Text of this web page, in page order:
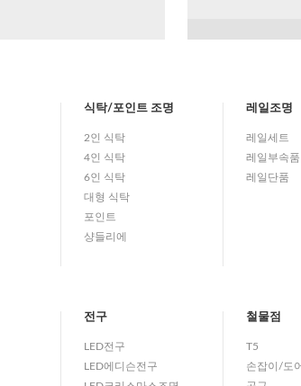
식탁/포인트 조명
2인 식탁
4인 식탁
6인 식탁
대형 식탁
포인트
샹들리에
레일조명
레일세트
레일부속품
레일단품
전구
LED전구
LED에디슨전구
철물점
T5
손잡이/도